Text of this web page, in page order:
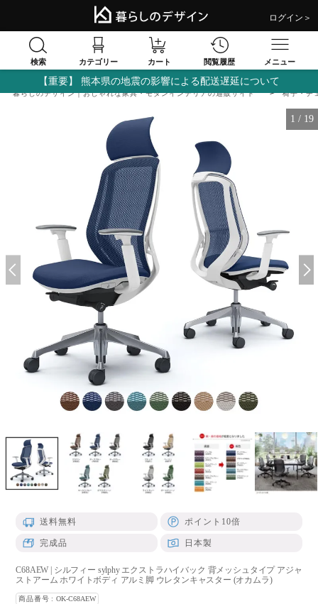
ログイン＞
検索 カテゴリー カート 閲覧履歴 メニュー
【重要】 熊本県の地震の影響による配送遅延について
暮らしのデザイン｜おしゃれな家具・モダンインテリアの通販サイト 椅子・チ
1 / 19
送料無料 ポイント10倍
完成品 日本製
C68AEW | シルフィー sylphy エクストラハイバック 背メッシュタイプ アジャ
ストアーム ホワイトボディ アルミ脚 ウレタンキャスター (オカムラ)
商品番号 OK-C68AEW